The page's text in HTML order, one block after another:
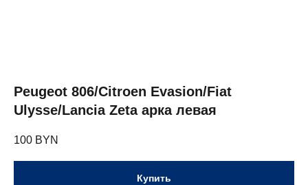
Peugeot 806/Citroen Evasion/Fiat
Ulysse/Lancia Zeta арка левая
100 BYN
Купить